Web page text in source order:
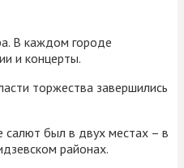
В каждом городе
и концерты.
торжества завершились
был в двух местах – в
районах.